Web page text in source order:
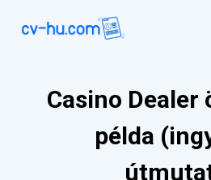
Casino Dealer
példa